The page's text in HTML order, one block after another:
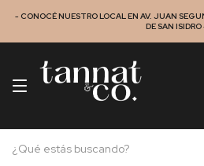
- CONOCÉ NUESTRO LOCAL EN AV. JUAN
DE SAN ISIDRO